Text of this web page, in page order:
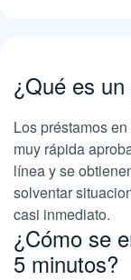
¿Qué es
Los préstamos
muy rápida
línea y se
solventar
casi inmediato.
¿Cómo se
5 minutos?